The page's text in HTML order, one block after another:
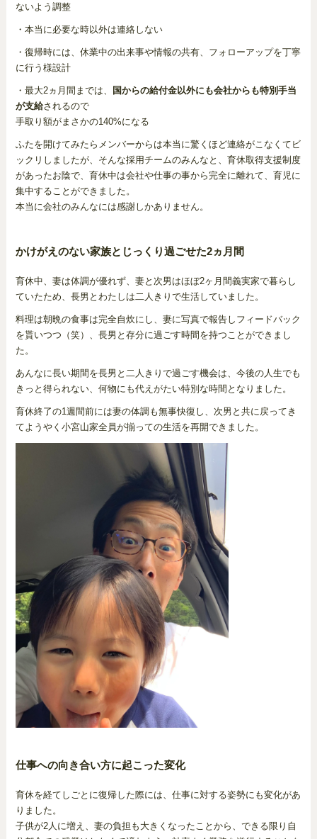
ないよう調整
・本当に必要な時以外は連絡しない
・復帰時には、休業中の出来事や情報の共有、フォローアップを丁寧
に行う様設計
・最大2ヵ月間までは、 国からの給付金以外にも会社からも特別手当
が支給されるので
手取り額がまさかの140%になる
ふたを開けてみたらメンバーからは本当に驚くほど連絡がこなくてビ
ックリしましたが、そんな採用チームのみんなと、育休取得支援制度
があったお陰で、育休中は会社や仕事の事から完全に離れて、育児に
集中することができました。
本当に会社のみんなには感謝しかありません。
かけがえのない家族とじっくり過ごせた2ヵ月間
育休中、妻は体調が優れず、妻と次男はほぼ2ヶ月間義実家で暮らし
ていたため、長男とわたしは二人きりで生活していました。
料理は朝晩の食事は完全自炊にし、妻に写真で報告しフィードバック
を貰いつつ（笑）、長男と存分に過ごす時間を持つことができまし
た。
あんなに長い期間を長男と二人きりで過ごす機会は、今後の人生でも
きっと得られない、何物にも代えがたい特別な時間となりました。
育休終了の1週間前には妻の体調も無事快復し、次男と共に戻ってき
てようやく小宮山家全員が揃っての生活を再開できました。
仕事への向き合い方に起こった変化
育休を経てしごとに復帰した際には、仕事に対する姿勢にも変化があ
りました。
子供が2人に増え、妻の負担も大きくなったことから、できる限り自